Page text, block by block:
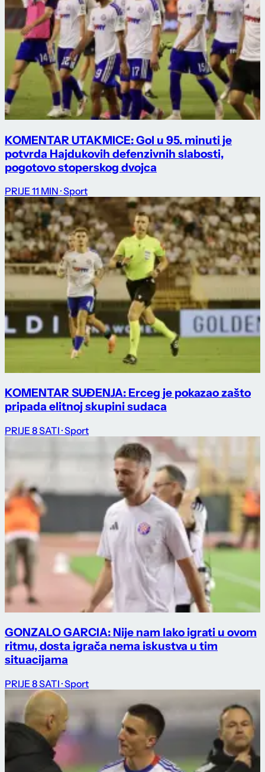
KOMENTAR UTAKMICE: Gol u 95. minuti je
potvrda Hajdukovih defenzivnih slabosti,
pogotovo stoperskog dvojca
PRIJE 11 MIN · Sport
KOMENTAR SUĐENJA: Erceg je pokazao zašto
pripada elitnoj skupini sudaca
PRIJE 8 SATI · Sport
GONZALO GARCIA: Nije nam lako igrati u ovom
ritmu, dosta igrača nema iskustva u tim
situacijama
PRIJE 8 SATI · Sport